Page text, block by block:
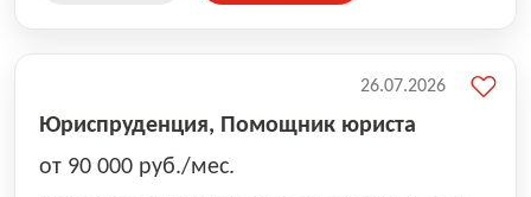
Юриспруденция, Помощник юриста
от 90 000 руб./мес.
26.07.2026